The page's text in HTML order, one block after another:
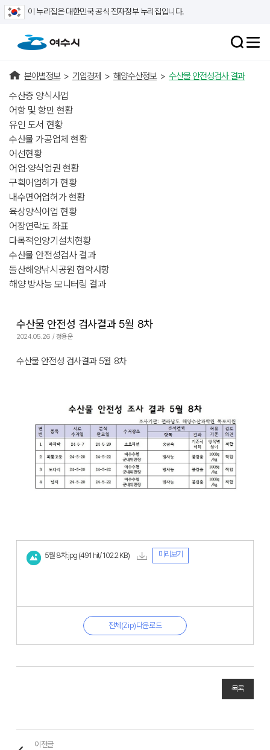
이 누리집은 대한민국 공식 전자정부 누리집입니다.
분야별정보 > 기업경제 > 해양수산정보 > 수산물 안전성검사 결과
수산증 양식사업
어항 및 항만 현황
유인 도서 현황
수산물 가공업체 현황
어선현황
어업·양식업권 현황
구획어업허가 현황
내수면어업허가 현황
육상양식어업 현황
어장연락도 좌표
다목적인양기설치현황
수산물 안전성검사 결과
돌산해양낚시공원 협약사항
해양 방사능 모니터링 결과
수산물 안전성 검사결과 5월 8차
2024.05.26 / 정용운
수산물 안전성 검사결과 5월 8차
5월 8차.jpg (491 hit/ 102.2 KB) 미리보기
전체(Zip)다운로드
목록
이전글